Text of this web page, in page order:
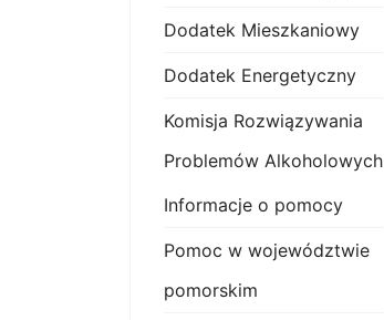
Dodatek Mieszkaniowy
Dodatek Energetyczny
Komisja Rozwiązywania
Problemów Alkoholowych
Informacje o pomocy
Pomoc w województwie
pomorskim